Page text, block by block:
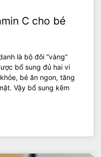
C cho bé
là bộ đôi “vàng”
bổ sung đủ hai vi
bé ăn ngon, tăng
Vậy bổ sung kẽm